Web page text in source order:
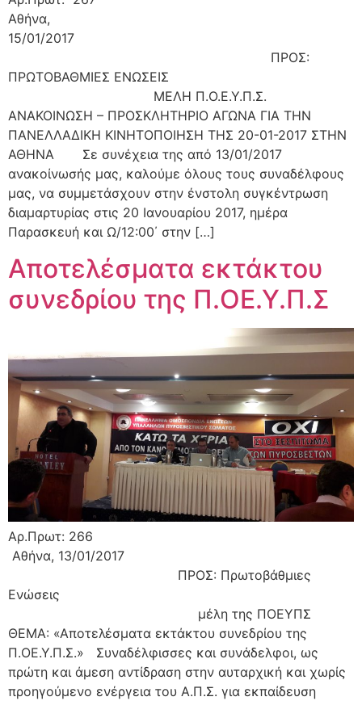
Αθήνα,
15/01/
ΠΡΟΣ:
ΠΡΩΤΟΒΑΘΜΙΕΣ ΕΝΩΣΕΙΣ
ΜΕΛΗ Π.Ο.Ε.Υ.Π.Σ.
ΑΝΑΚΟΙΝΩΣΗ – ΠΡΟΣΚΛΗΤΗΡΙΟ ΑΓΩΝΑ ΓΙΑ ΤΗΝ
ΠΑΝΕΛΛΑΔΙΚΗ ΚΙΝΗΤΟΠΟΙΗΣΗ ΤΗΣ 20-01-2017 ΣΤΗΝ
ΑΘΗΝΑ Σε συνέχεια της από 13/01/2017
ανακοίνωσής μας, καλούμε όλους τους συναδέλφους
μας, να συμμετάσχουν στην ένστολη συγκέντρωση
διαμαρτυρίας στις 20 Ιανουαρίου 2017, ημέρα
Παρασκευή και Ω/12:00΄ στην […]
Αποτελέσματα εκτάκτου
συνεδρίου της Π.ΟΕ.Υ.Π.Σ
Αρ.Πρωτ: 266
Αθήνα, 13/01/2017
ΠΡΟΣ: Πρωτοβάθμιες
Ενώσεις
μέλη της ΠΟΕΥΠΣ
ΘΕΜΑ: «Αποτελέσματα εκτάκτου συνεδρίου της
Π.ΟΕ.Υ.Π.Σ.» Συναδέλφισσες και συνάδελφοι, ως
πρώτη και άμεση αντίδραση στην αυταρχική και χωρίς
προηγούμενο ενέργεια του Α.Π.Σ. για εκπαίδευση